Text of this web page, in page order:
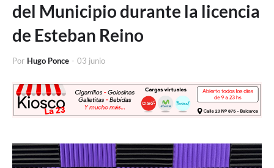
del Municipio durante la licencia
de Esteban Reino
Por Hugo Ponce - 03 junio